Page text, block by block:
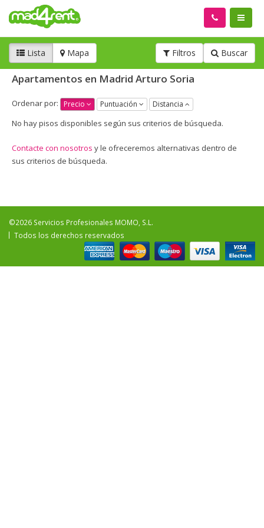
Lista Mapa Buscar
Filtros
Apartamentos en Madrid Arturo Soria
Ordenar por: Precio Puntuación Distancia
No hay pisos disponibles según sus criterios de búsqueda.
Contacte con nosotros y le ofreceremos alternativas dentro de
sus criterios de búsqueda.
©2026 Servicios Profesionales MOMO, S.L.
Todos los derechos reservados